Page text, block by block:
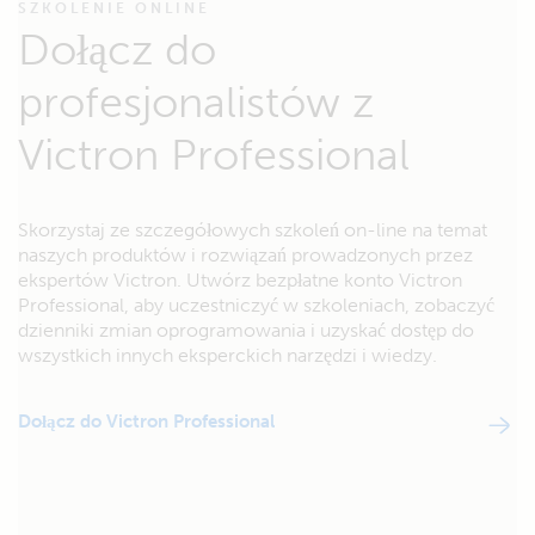
SZKOLENIE ONLINE
Dołącz do
profesjonalistów z
Victron Professional
Skorzystaj ze szczegółowych szkoleń on-line na temat
naszych produktów i rozwiązań prowadzonych przez
ekspertów Victron. Utwórz bezpłatne konto Victron
Professional, aby uczestniczyć w szkoleniach, zobaczyć
dzienniki zmian oprogramowania i uzyskać dostęp do
wszystkich innych eksperckich narzędzi i wiedzy.
Dołącz do Victron Professional